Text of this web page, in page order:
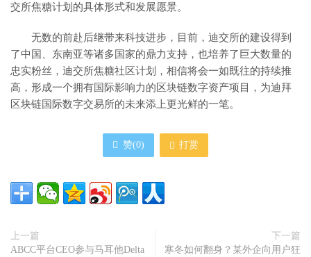
交所焦糖计划的具体形式和发展愿景。
无数的前赴后继带来科技进步，目前，迪交所的建设得到
了中国、东南亚等诸多国家的鼎力支持，也培养了巨大数量的
忠实粉丝，迪交所焦糖社区计划，相信将会一如既往的持续推
高，形成一个拥有国际影响力的区块链数字资产项目，为迪拜
区块链国际数字交易所的未来添上更光鲜的一笔。
赞(0) 打赏
上一篇
ABCC平台CEO参与马耳他Delta
下一篇
寒冬如何翻身？某外企向用户狂